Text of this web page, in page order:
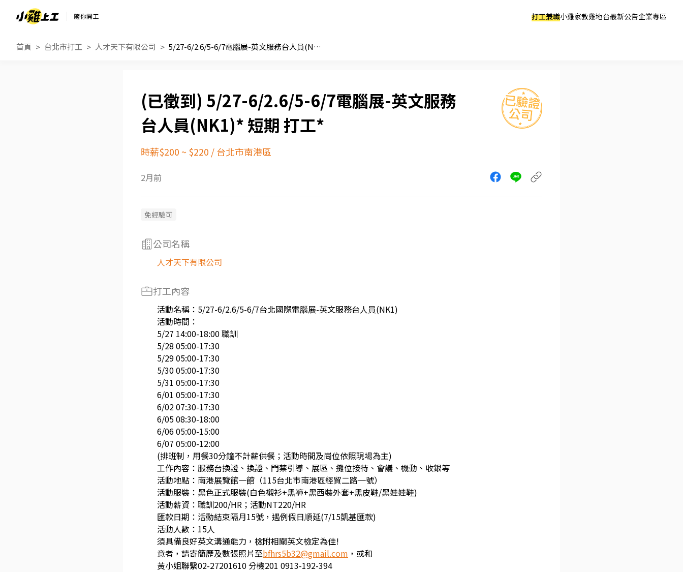
隨你開工 打工兼職小雞家教雞地台最新公告企業專區
首頁 台北市打工 人才天下有限公司 5/27-6/2.6/5-6/7電腦展-英文服務台人員(NK1)* 短期 打工*
5/27-6/2.6/5-6/7電腦展-英文服務
台人員(NK1)* 短期 打工*
時薪$200 ~ $220 / 台北市南港區
2月前
免經驗可
公司名稱
人才天下有限公司
打工內容
活動名稱：5/27-6/2.6/5-6/7台北國際電腦展-英文服務台人員(NK1)
活動時間：
5/27 14:00-18:00 職訓
5/28 05:00-17:30
5/29 05:00-17:30
5/30 05:00-17:30
5/31 05:00-17:30
6/01 05:00-17:30
6/02 07:30-17:30
6/05 08:30-18:00
6/06 05:00-15:00
6/07 05:00-12:00
(排班制，用餐30分鐘不計薪供餐；活動時間及崗位依照現場為主)
工作內容：服務台換證、換證、門禁引導、展區、攤位接待、會議、機動、收銀等
活動地點：南港展覽館一館（115台北市南港區經貿二路一號）
活動服裝：黑色正式服裝(白色襯衫+黑褲+黑西裝外套+黑皮鞋/黑娃娃鞋)
活動薪資：職訓200/HR；活動NT220/HR
匯款日期：活動結束隔月15號，遇例假日順延(7/15凱基匯款)
活動人數：15人
須具備良好英文溝通能力，檢附相關英文檢定為佳!
意者，請寄簡歷及數張照片至bfhrs5b32@gmail.com ，或和
黃小姐聯繫02-27201610 分機201 0913-192-394